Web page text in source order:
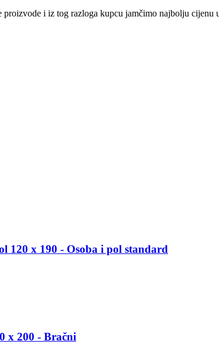
i iz tog razloga kupcu jamčimo najbolju cijenu
x 190 - Osoba i pol standard
x 200 - Bračni